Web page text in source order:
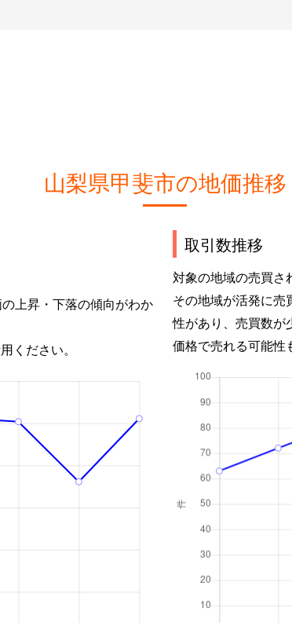
山梨県甲斐市の地価推移
上昇・下落の傾向がわか
ください。
取引数推移
対象の地域の売買さ
その地域が活発に
性があり、売買数が
価格で売れる可能性